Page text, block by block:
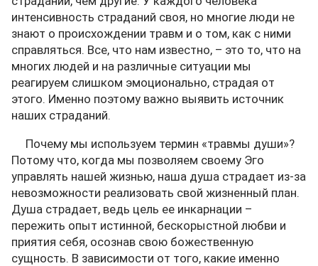
интенсивность страданий своя, но многие люди не
знают о происхождении травм и о том, как с ними
справляться. Все, что нам известно, – это то, что на
многих людей и на различные ситуации мы
реагируем слишком эмоционально, страдая от
этого. Именно поэтому важно выявить источник
наших страданий.
Почему мы используем термин «травмы души»?
Потому что, когда мы позволяем своему Эго
управлять нашей жизнью, наша душа страдает из-за
невозможности реализовать свой жизненный план.
Душа страдает, ведь цель ее инкарнации –
пережить опыт истинной, бескорыстной любви и
приятия себя, осознав свою божественную
сущность. В зависимости от того, какие именно